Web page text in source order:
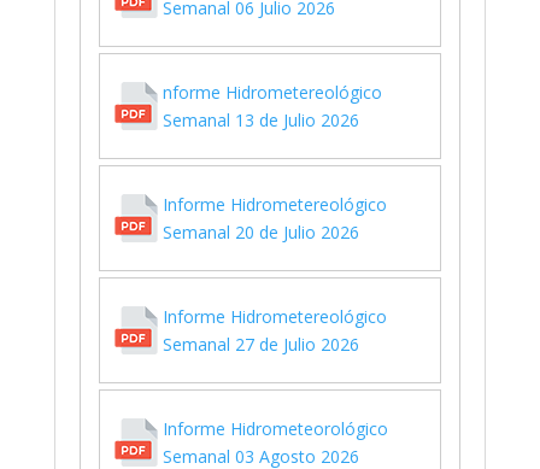
Semanal 06 Julio 2026
nforme Hidrometereológico
Semanal 13 de Julio 2026
Informe Hidrometereológico
Semanal 20 de Julio 2026
Informe Hidrometereológico
Semanal 27 de Julio 2026
Informe Hidrometeorológico
Semanal 03 Agosto 2026